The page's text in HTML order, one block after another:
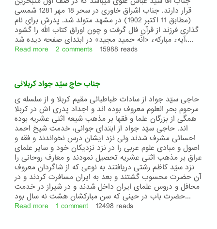
قرار دارند. جناب اشراق خاوری در سحر 18 مهر 1281 شمسی
(مطابق 11 اکتبر 1902) در مشهد متولد شد. پدرش برای نام
گذاری فرزند از قرآن فال گرفت و چون اوراق کتاب الله را گشود
آیهء مبارکهء «انّه حمید مجید» در ابتدای صفحه دیده شد،...
Read more about
اشراق
خاوری
2 comments 15988 reads
جناب حاج سیّد جواد کربلائی
حاجی سیّد جواد از سادات طباطبائی مقیم کربلا و از سلسله ی
مرحوم بحر العلوم معروف بوده اند و اجداد پدری اش در کربلا
همگی از بزرگان علما و فقها بر مذهب شیعه اثنی عشریه بوده
اند. حاجی سیّد جواد از ابتدای جوانی، خدمت شیخ احمد
احسائی مشرف شدند ولی نزد ایشان درس نخواندند و فقه و
اصول و مبادی علوم عربی را در نزد نزدیکان خود و سایر علمای
عراق بر مذهب اثنی عشریه تحصیل نمودند و معارف روحانی را
نزد سیّد کاظم رشتی دریافتند به نوعی که از شاگردان معروف
آن حضرت محسوب گشتند و بعد به ایران مسافرت کردند و در
محافل و دروس علمای ایران داخل شدند و در شیراز در خدمت
حضرت باب در حینی که سن مبارکشان هشت نه سال بود...
Read more about
1 comment 12498 reads